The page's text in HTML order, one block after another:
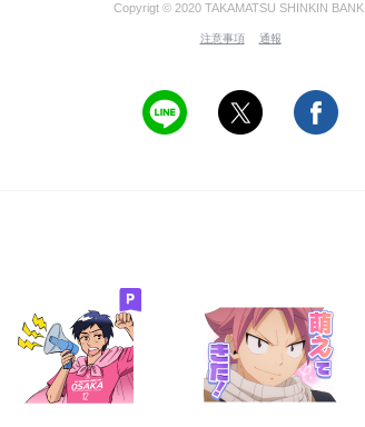
Copyrigt © 2020 TAKAMATSU SHINKIN BANK.
注意事項 通報